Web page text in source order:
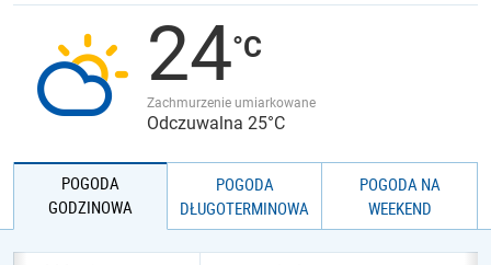
JAKOŚĆ POWIETRZA24
Zachmurzenie umiarkowane
Odczuwalna 25°C
POGODA
GODZINOWA
POGODA
DŁUGOTERMINOWA
POGODA NA
WEEKEND